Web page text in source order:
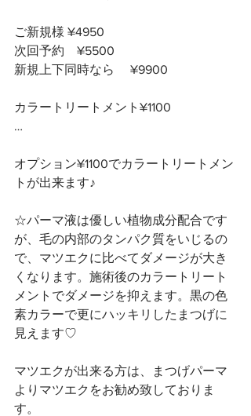
ご新規様 ¥4950
次回予約　¥5500
新規上下同時なら　 ¥9900
カラートリートメント¥1100
…
オプション¥1100でカラートリートメン
トが出来ます♪
☆パーマ液は優しい植物成分配合です
が、毛の内部のタンパク質をいじるの
で、マツエクに比べてダメージが大き
くなります。施術後のカラートリート
メントでダメージを抑えます。黒の色
素カラーで更にハッキリしたまつげに
見えます♡
マツエクが出来る方は、まつげパーマ
よりマツエクをお勧め致しておりま
す。